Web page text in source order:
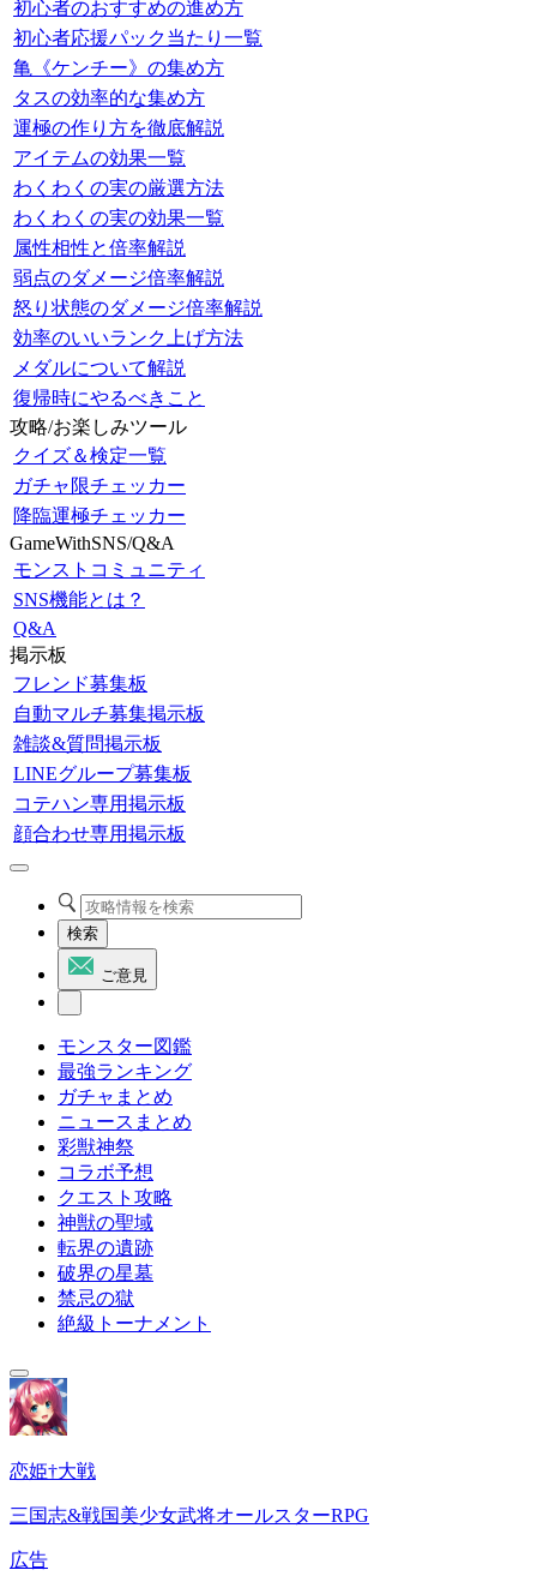
初心者のおすすめの進め方
初心者応援パック当たり一覧
亀《ケンチー》の集め方
タスの効率的な集め方
運極の作り方を徹底解説
アイテムの効果一覧
わくわくの実の厳選方法
わくわくの実の効果一覧
属性相性と倍率解説
弱点のダメージ倍率解説
怒り状態のダメージ倍率解説
効率のいいランク上げ方法
メダルについて解説
復帰時にやるべきこと
攻略/お楽しみツール
クイズ＆検定一覧
ガチャ限チェッカー
降臨運極チェッカー
GameWithSNS/Q&A
モンストコミュニティ
SNS機能とは？
Q&A
掲示板
フレンド募集板
自動マルチ募集掲示板
雑談&質問掲示板
LINEグループ募集板
コテハン専用掲示板
顔合わせ専用掲示板
検索
ご意見
モンスター図鑑
最強ランキング
ガチャまとめ
ニュースまとめ
彩獣神祭
コラボ予想
クエスト攻略
神獣の聖域
転界の遺跡
破界の星墓
禁忌の獄
絶級トーナメント
恋姫†大戦
三国志&戦国美少女武将オールスターRPG
広告